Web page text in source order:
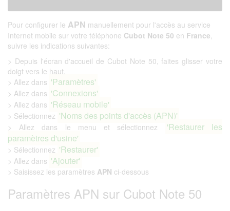
Pour configurer le APN manuellement pour l'accès au service
Internet mobile sur votre téléphone Cubot Note 50 en France,
suivre les indications suivantes:
> Depuis l'écran d'accueil de Cubot Note 50, faites glisser votre
doigt vers le haut.
> Allez dans 'Paramètres'
> Allez dans 'Connexions'
> Allez dans 'Réseau mobile'
> Sélectionnez 'Noms des points d'accès (APN)'
> Allez dans le menu et sélectionnez
'Restaurer les
paramètres d'usine'
> Sélectionnez 'Restaurer'
> Allez dans 'Ajouter'
> Saisissez les paramètres APN ci-dessous
Paramètres APN sur Cubot Note 50